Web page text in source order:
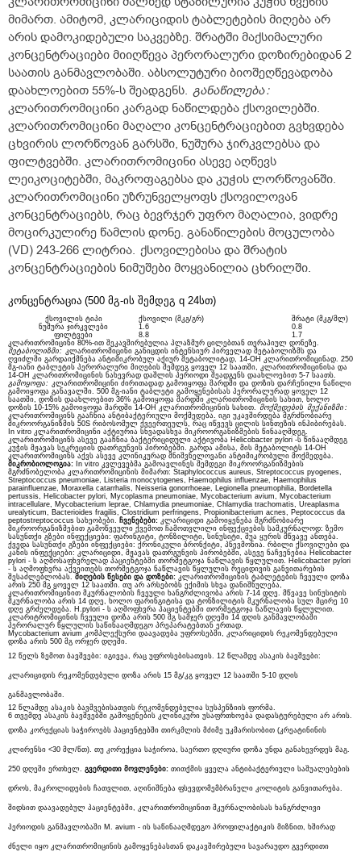
მიმართ. ამიტომ, კლარიციდის ტაბლეტების მიღება არ
არის დამოკიდებული საკვებზე. შრატში მაქსიმალური
კონცენტრაციები მიიღწევა პერორალური დოზირებიდან 2
საათის განმავლობაში. აბსოლუტური ბიოშეღწევადობა
დაახლოებით 55%-ს შეადგენს. განაწილება:
კლარითრომიცინი კარგად ნაწილდება ქსოვილებში.
კლარითრომიცინი მაღალი კონცენტრაციებით გვხვდება
ცხვირის ლორწოვან გარსში, ნუშურა ჯირკვლებსა და
ფილტვებში. კლარითრომიცინი ასევე აღწევს
ლეიკოციტებში, მაკროფაგებსა და კუჭის ლორწოვანში.
კლარითრომიცინი უზრუნველყოფს ქსოვილოვან
კონცენტრაციებს, რაც ბევრჯერ უფრო მაღალია, ვიდრე
მოცირკულირე წამლის დონე. განაწილების მოცულობა
(VD) 243-266 ლიტრია. ქსოვილებისა და შრატის
კონცენტრაციების ნიმუშები მოყვანილია ცხრილში.
კონცენტრაცია (500 მგ-ის შემდეგ q 24სთ)
ქსოვილის ტიპი ქსოვილი (მკგ/გრ)
შრატი (მკგ/მლ)
ნუშურა ჯირკვლები
1.6
0.8
ფილტვები
8.8
1.7
კლარითრომიცინი 80%-ით შეკავშირებულია პლაზმურ ცილებთან თერაპიულ დონეზე.
მეტაბოლიზმი: კლარითრომიცინი განიცდის ინტენსიურ პირველად მეტაბოლიზმს და
ღვიძლში გარდაიქმნება ანტიმიკრობულ აქიურ მეტაბოლიტად, 14-OH კლარითრომიცინად. 250
მგ-იანი ტაბლეტის პერორალური მიღების შემდეგ ყოველ 12 საათში, კლარითრომიცინისა და
14-OH კლარითრომიცინის ნახევრად დაშლის პერიოდი შეადგენს დაახლოებით 5-7 საათს.
გამოყოფა: კლარითრომიცინი ძირითადად გამოიყოფა შარდში და დოზის დარჩენილი ნაწილი
გამოიყოფა განავალში. 500 მგ-იანი ტაბლეტი გამოყენებისას პერორალურად ყოველ 12
საათში, დოზის დაახლოებით 36% გამოიყოფა შარდში კლარითრომიცინის სახით, ხოლო
დოზის 10-15% გამოიყოფა შარდში 14-OH კლარითრომიცინის სახით. მოქმედების მექანიზმი :
კლარითრომიცინს გააჩნია ანტიბაქტერიული მოქმედება. იგი უკავშირდება მგრძნობიარე
მიკროორგანიზმის 50S რიბოსომულ ქვეერთეულს, რაც იწვევს ცილის სინთეზის ინჰიბირებას.
In vitro კლარითრომიცინი აქტიურია სხვადასხვა მიკროორგანიზმების წინააღმდეგ.
კლარითრომიცინს ასევე გააჩნია ბაქტერიციდული აქტივობა Helicobacter pylori -ს წინააღმდეგ
კუჭის მჟავას სეკრეციის დათრგუნვის პირობებში. გარდა ამისა, მის მეტაბოლიტს 14-OH
კლარითრომიცინს აქვს ასევე კლინიკურად მნიშვნელოვანი ანტიმიკრობული მოქმედება.
მიკრობიოლოგია: In vitro კვლევებმა გამოავლინეს შემდეგი მიკროორგანიზმების
მგრძნობელობა კლარითრომიცინის მიმართ: Staphylococcus aureus, Streptococcus pyogenes,
Streptococcus pneumoniae, Listeria monocytogenes, Haemophilus influenzae, Haemophilus
parainfluenzae, Moraxella catarrhalis, Neisseria gonorrhoeae, Legionella pneumophilia, Bordetella
pertussis, Helicobacter pylori, Mycoplasma pneumoniae, Mycobacterium avium, Mycobacterium
intracellulare, Mycobacterium leprae, Chlamydia pneumoniae, Chlamydia trachomatis, Ureaplasma
urealyticum, Bacterioides fragilis, Clostridium perfringens, Propionibacterium acnes, Peptococcus da
peptostreptococcus სახეობები. ჩვენებები: კლარიციდი გამოიყენება მგრძნობიარე
მიკროორგანიზმებით გამოწვეული ქვემოთ ჩამოთვლილი ინფექციების სამკურნალოდ: ზემო
სასუნთქი გზები ინფექციები: ფარინგიტი, ტონზილიტი, სინუსიტი, შუა ყურის მწვავე ანთება.
ქვედა სასუნთქი გზები ინფექციები: ქრონიკული ბრონქიტი, პნევმონია. რბილი ქსოვილები და
კანის ინფექციები: კლარიციდი, მჟავას დათრგუნვის პირობებში, ასევე ნაჩვენებია Helicobacter
pylori - ს აღმოსაფხვრელად პაციენტებში თორმეტგოჯა ნაწლავის წყლულით. Helicobacter pylori
- ს აღმოფხვრა აქვეითებს თორმეტგოჯა ნაწლავის წყლულის რეციდივის განვითარების
შესაძლებლობას. მიღების წესები და დოზები: კლარითრომიცინის ტაბლეტების ჩვეული დოზა
არის 250 მგ ყოველ 12 საათში. თუ არ არსებობს ექიმის სხვა დანიშნულება,
კლარითრომიცინით მკურნალობის ჩვეული ხანგრძლივობა არის 7-14 დღე. მწვავე სინუსიტის
მკურნალობა არის 14 დღე, ხოლო ფარინგიტისა და ტონზილიტის მკურნალობა სულ მცირე 10
დღე გრძელდება. H.pylori - ს აღმოფხვრა პაციენტებში თორმეტგოჯა ნაწლავის წყლულით.
კლარიტრომიცინის ჩვეული დოზა არის 500 მგ სამჯერ დღეში 14 დღის განმავლობაში
პერორალურ წყლულის საწინააღმდეგო პრეპარატებთან ერთად.
Mycobacterium avium კომპლექსური დაავადება უფროსებში, კლარიციდის რეკომენდებული
დოზა არის 500 მგ ორჯერ დღეში.
12 წელს ზემოთ ბავშვები: იგივეა, რაც უფროსებისათვის. 12 წლამდე ასაკის ბავშვები:
კლარიციდის რეკომენდებული დოზა არის 15 მგ/კგ ყოველ 12 საათში 5-10 დღის
განმავლობაში.
12 წლამდე ასაკის ბავშვებისათვის რეკომენდებულია სუსპენზიის ფორმა.
6 თვემდე ასაკის ბავშვებში გამოყენების კლინიკური უსაფრთხოება დადასტურებული არ არის.
დოზა კორექციას საჭიროებს პაციენტებში თირკმლის მძიმე უკმარისობით (კრეატინინის
კლირენსი <30 მლ/წთ). თუ კორექცია საჭიროა, საერთო დღიური დოზა უნდა განახევრდეს მაგ.
250 დღეში ერთხელ. გვერდითი მოვლენები: თითქმის ყველა ანტიბაქტერიული საშუალებების
დროს, მაკროლიდების ჩათვლით, აღინიშნება ფსევდომემბრანული კოლიტის განვითარება.
შიდსით დაავადებულ პაციენტებში, კლარითრომიცინით მკურნალობისას ხანგრძლივი
პერიოდის განმავლობაში M. avium - ის საწინააღმდეგო პროფილაქტიკის მიზნით, ხშირად
ძნელი იყო კლარითრომიცინის გამოყენებასთან დაკავშირებული სავარაუდო გვერდითი